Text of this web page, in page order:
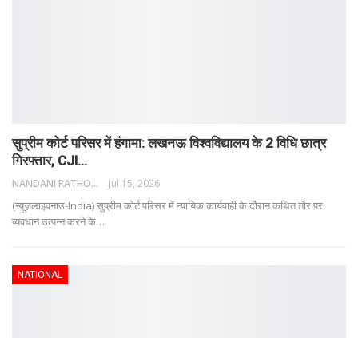
सुप्रीम कोर्ट परिसर में हंगामा: लखनऊ विश्वविद्यालय के 2 विधि छात्र
गिरफ्तार, CJI…
NANDANI RATHORE Jul 15, 2026
(न्यूज़लाइवनाउ-India) सुप्रीम कोर्ट परिसर में न्यायिक कार्यवाही के दौरान कथित तौर पर
व्यवधान उत्पन्न करने के…
NATIONAL